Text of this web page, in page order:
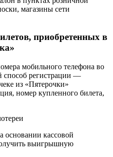
магазины сети
приобретенных в
мобильного телефона во
способ регистрации —
из «Пятерочки»
номер купленного билета,
кассовой
выигрышную